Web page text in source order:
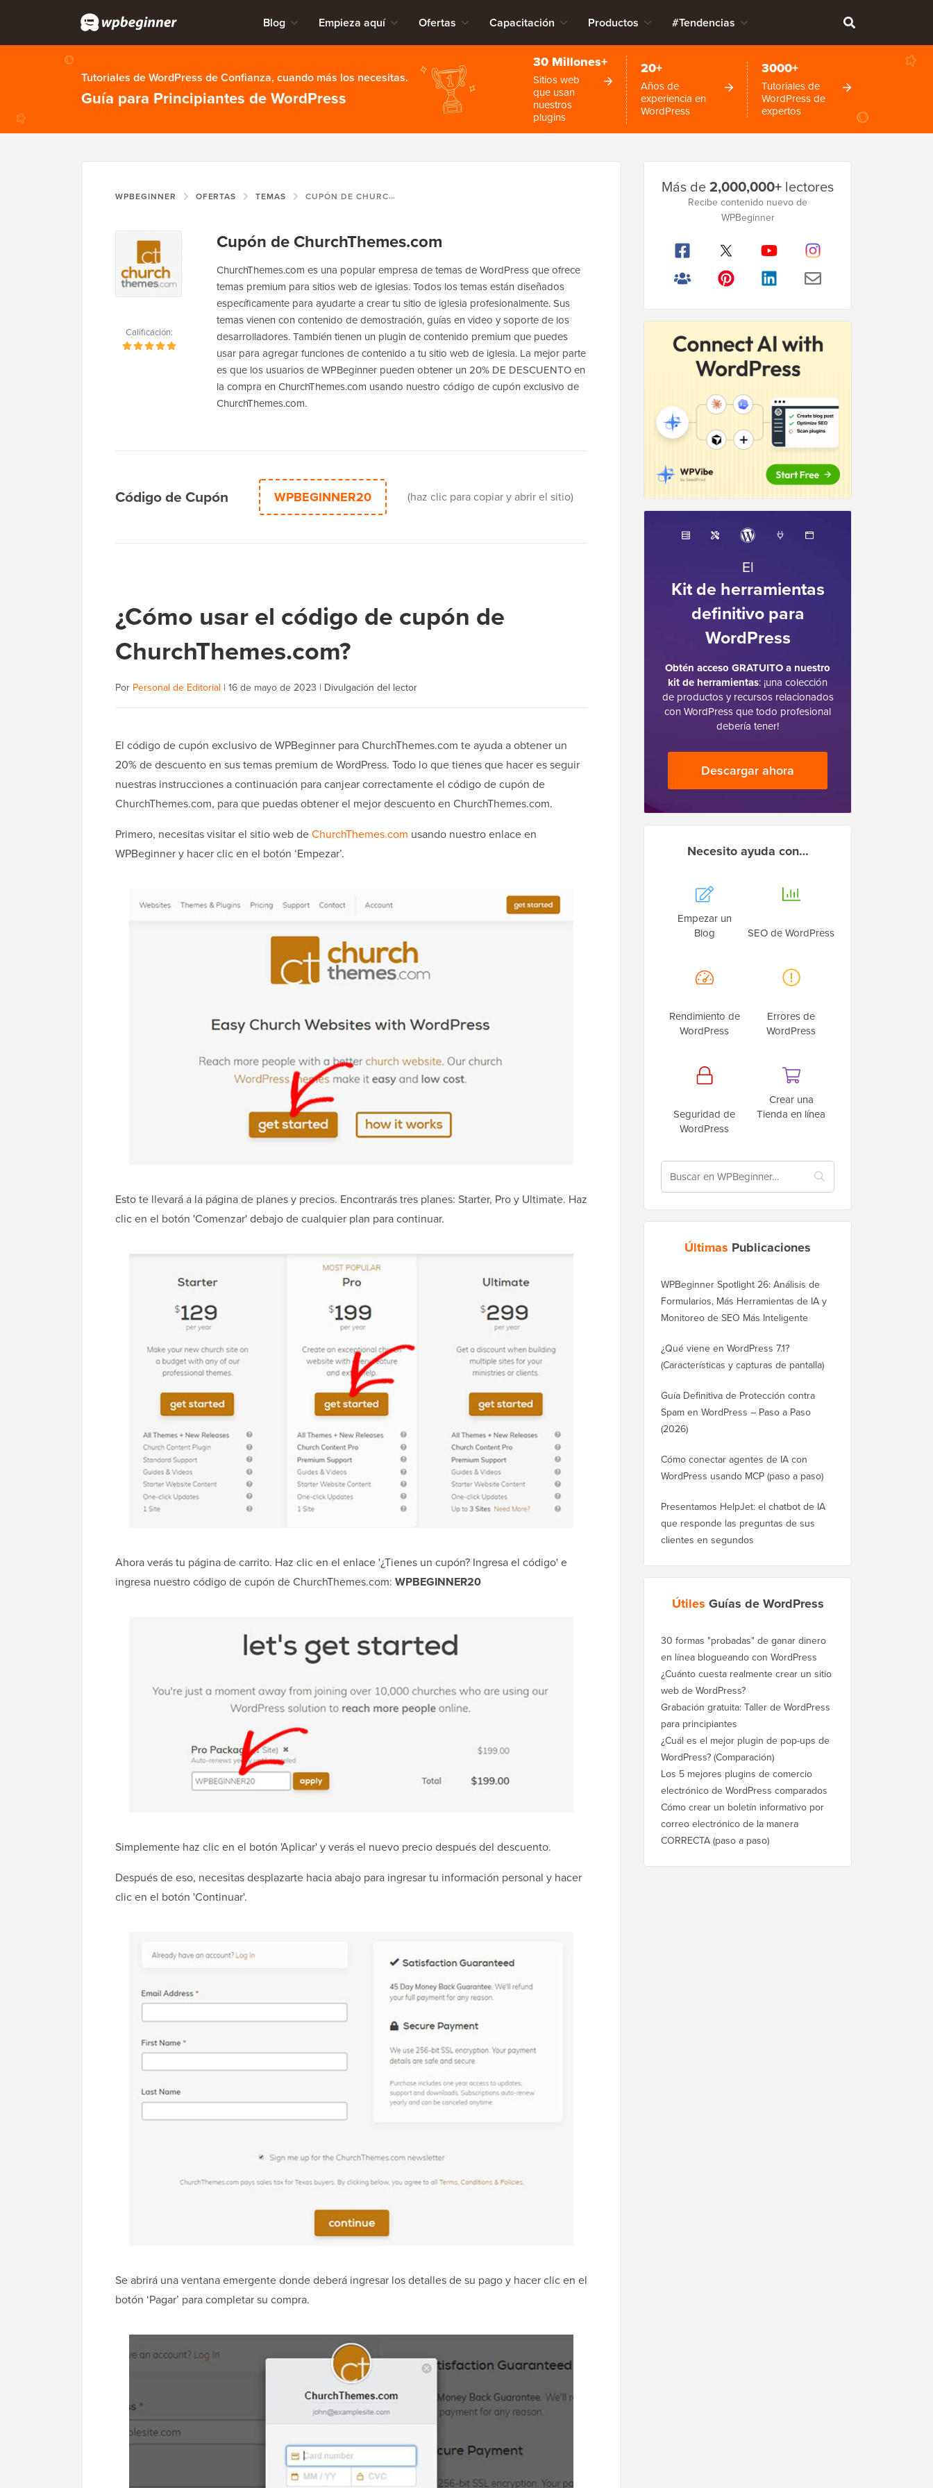
Blog Empieza aquí Ofertas Capacitación Productos #Tendencias
Tutoriales de WordPress de Confianza, cuando más los necesitas.
Guía para Principiantes de WordPress
30 Millones+
Sitios web
que usan
nuestros
plugins
20+
Años de
experiencia en
WordPress
3000+
Tutoriales de
WordPress de
expertos
WPBEGINNER OFERTAS TEMAS CUPÓN DE CHURCHTHEMES.COM
Cupón de ChurchThemes.com
Calificación:
ChurchThemes.com es una popular empresa de temas de WordPress que ofrece
temas premium para sitios web de iglesias. Todos los temas están diseñados
específicamente para ayudarte a crear tu sitio de iglesia profesionalmente. Sus
temas vienen con contenido de demostración, guías en video y soporte de los
desarrolladores. También tienen un plugin de contenido premium que puedes
usar para agregar funciones de contenido a tu sitio web de iglesia. La mejor parte
es que los usuarios de WPBeginner pueden obtener un 20% DE DESCUENTO en
la compra en ChurchThemes.com usando nuestro código de cupón exclusivo de
ChurchThemes.com.
Código de Cupón WPBEGINNER20 (haz clic para copiar y abrir el sitio)
¿Cómo usar el código de cupón de
ChurchThemes.com?
Por Personal de Editorial | 16 de mayo de 2023 | Divulgación del lector
El código de cupón exclusivo de WPBeginner para ChurchThemes.com te ayuda a obtener un
20% de descuento en sus temas premium de WordPress. Todo lo que tienes que hacer es seguir
nuestras instrucciones a continuación para canjear correctamente el código de cupón de
ChurchThemes.com, para que puedas obtener el mejor descuento en ChurchThemes.com.
Primero, necesitas visitar el sitio web deChurchThemes.com usando nuestro enlace en
WPBeginner y hacer clic en el botón ‘Empezar’.
Esto te llevará a la página de planes y precios. Encontrarás tres planes: Starter, Pro y Ultimate. Haz
clic en el botón 'Comenzar' debajo de cualquier plan para continuar.
Ahora verás tu página de carrito. Haz clic en el enlace '¿Tienes un cupón? Ingresa el código' e
ingresa nuestro código de cupón de ChurchThemes.com: WPBEGINNER20
Simplemente haz clic en el botón 'Aplicar' y verás el nuevo precio después del descuento.
Después de eso, necesitas desplazarte hacia abajo para ingresar tu información personal y hacer
clic en el botón 'Continuar'.
Se abrirá una ventana emergente donde deberá ingresar los detalles de su pago y hacer clic en el
botón ‘Pagar’ para completar su compra.
lateral
Más de2,000,000+ lectores
Recibe contenido nuevo de
WPBeginner
El
Kit de herramientas
definitivo para
WordPress
Obtén acceso GRATUITO a nuestro
kit de herramientas: ¡una colección
de productos y recursos relacionados
con WordPress que todo profesional
debería tener!
Descargar ahora
Necesito ayuda con…
Empezar un
Blog
SEO de WordPress
Rendimiento de
WordPress
Errores de
WordPress
Seguridad de
WordPress
Crear una
Tienda en línea
Últimas Publicaciones
WPBeginner Spotlight 26: Análisis de
Formularios, Más Herramientas de IA y
Monitoreo de SEO Más Inteligente
¿Qué viene en WordPress 7.1?
(Características y capturas de pantalla)
Guía Definitiva de Protección contra
Spam en WordPress – Paso a Paso
(2026)
Cómo conectar agentes de IA con
WordPress usando MCP (paso a paso)
Presentamos HelpJet: el chatbot de IA
que responde las preguntas de sus
clientes en segundos
Útiles Guías de WordPress
30 formas "probadas" de ganar dinero
en línea blogueando con WordPress
¿Cuánto cuesta realmente crear un sitio
web de WordPress?
Grabación gratuita: Taller de WordPress
para principiantes
¿Cuál es el mejor plugin de pop-ups de
WordPress? (Comparación)
Los 5 mejores plugins de comercio
electrónico de WordPress comparados
Cómo crear un boletín informativo por
correo electrónico de la manera
CORRECTA (paso a paso)